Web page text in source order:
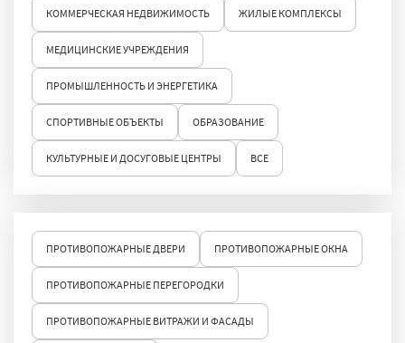
КОММЕРЧЕСКАЯ НЕДВИЖИМОСТЬ ЖИЛЫЕ КОМПЛЕКСЫ
МЕДИЦИНСКИЕ УЧРЕЖДЕНИЯ
ПРОМЫШЛЕННОСТЬ И ЭНЕРГЕТИКА
СПОРТИВНЫЕ ОБЪЕКТЫ ОБРАЗОВАНИЕ
КУЛЬТУРНЫЕ И ДОСУГОВЫЕ ЦЕНТРЫ ВСЕ
ПРОТИВОПОЖАРНЫЕ ДВЕРИ ПРОТИВОПОЖАРНЫЕ ОКНА
ПРОТИВОПОЖАРНЫЕ ПЕРЕГОРОДКИ
ПРОТИВОПОЖАРНЫЕ ВИТРАЖИ И ФАСАДЫ